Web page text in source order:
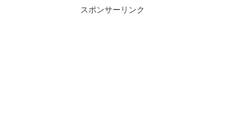
スポンサーリンク